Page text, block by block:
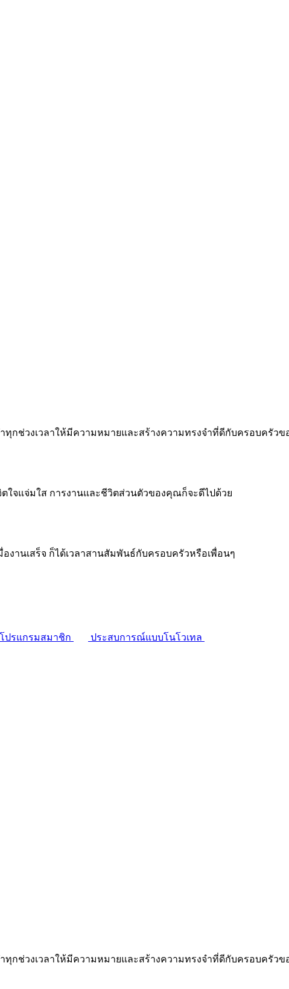
กช่วงเวลาให้มีความหมายและสร้างความทรงจำที่ดีกับครอบครัว
จแจ่มใส การงานและชีวิตส่วนตัวของคุณก็จะดีไปด้วย
งานเสร็จ ก็ได้เวลาสานสัมพันธ์กับครอบครัวหรือเพื่อนๆ
โปรแกรมสมาชิก ประสบการณ์แบบโนโวเทล
กช่วงเวลาให้มีความหมายและสร้างความทรงจำที่ดีกับครอบครัว